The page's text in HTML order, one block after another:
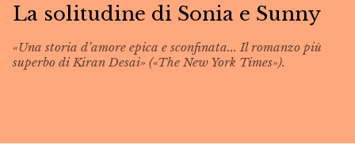
La solitudine di Sonia e Sunny
«Una storia d’amore epica e sconfinata... Il romanzo più
superbo di Kiran Desai» («The New York Times»).